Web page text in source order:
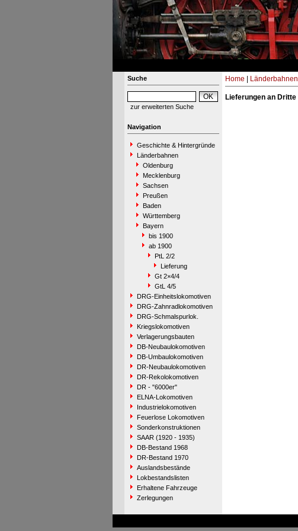
Suche
zur erweiterten Suche
Navigation
Geschichte & Hintergründe
Länderbahnen
Oldenburg
Mecklenburg
Sachsen
Preußen
Baden
Württemberg
Bayern
bis 1900
ab 1900
PtL 2/2
Lieferung
Gt 2×4/4
GtL 4/5
DRG-Einheitslokomotiven
DRG-Zahnradlokomotiven
DRG-Schmalspurlok.
Kriegslokomotiven
Verlagerungsbauten
DB-Neubaulokomotiven
DB-Umbaulokomotiven
DR-Neubaulokomotiven
DR-Rekolokomotiven
DR - "6000er"
ELNA-Lokomotiven
Industrielokomotiven
Feuerlose Lokomotiven
Sonderkonstruktionen
SAAR (1920 - 1935)
DB-Bestand 1968
DR-Bestand 1970
Auslandsbestände
Lokbestandslisten
Erhaltene Fahrzeuge
Zerlegungen
Home Länderbahnen
Lieferungen an Dritte